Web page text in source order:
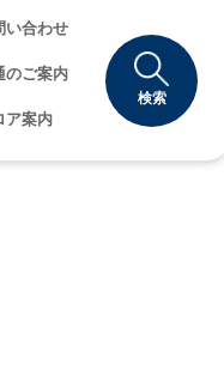
い合わせ
のご案内
ア案内
検索